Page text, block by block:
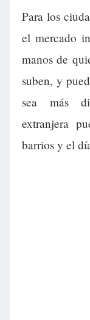
Para los
el mercado
manos de
suben, y
sea más
extranjera
barrios y el